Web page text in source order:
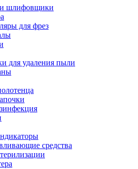
шлифовщики
для фрез
для удаления пыли
средства